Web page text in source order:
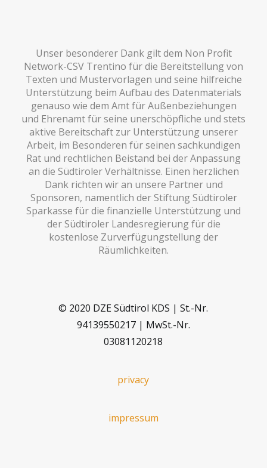
Unser besonderer Dank gilt dem Non Profit
Network-CSV Trentino für die Bereitstellung von
Texten und Mustervorlagen und seine hilfreiche
Unterstützung beim Aufbau des Datenmaterials
genauso wie dem Amt für Außenbeziehungen
und Ehrenamt für seine unerschöpfliche und stets
aktive Bereitschaft zur Unterstützung unserer
Arbeit, im Besonderen für seinen sachkundigen
Rat und rechtlichen Beistand bei der Anpassung
an die Südtiroler Verhältnisse. Einen herzlichen
Dank richten wir an unsere Partner und
Sponsoren, namentlich der Stiftung Südtiroler
Sparkasse für die finanzielle Unterstützung und
der Südtiroler Landesregierung für die
kostenlose Zurverfügungstellung der
Räumlichkeiten.
© 2020 DZE Südtirol KDS | St.-Nr.
94139550217 | MwSt.-Nr.
03081120218
privacy
impressum